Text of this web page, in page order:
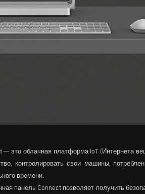
— это облачная платформа IoT (Интернета
контролировать свои машины,
времени.
панель Connect позволяет получить